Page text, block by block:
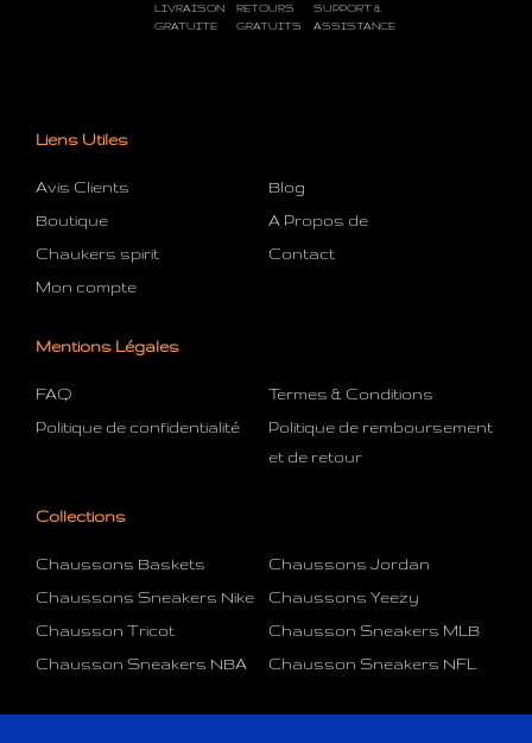
LIVRAISON
GRATUITE
RETOURS
GRATUITS
SUPPORT &
ASSISTANCE
Liens Utiles
Avis Clients
Blog
Boutique
A Propos de
Chaukers spirit
Contact
Mon compte
Mentions Légales
FAQ
Termes & Conditions
Politique de confidentialité
Politique de remboursement
et de retour
Collections
Chaussons Baskets
Chaussons Jordan
Chaussons Sneakers Nike
Chaussons Yeezy
Chausson Tricot
Chausson Sneakers MLB
Chausson Sneakers NBA
Chausson Sneakers NFL